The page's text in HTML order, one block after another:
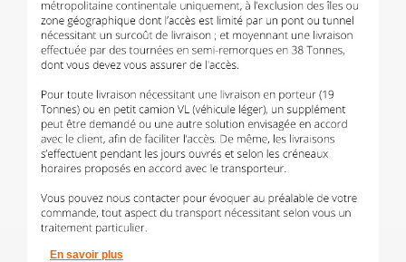
En savoir plus